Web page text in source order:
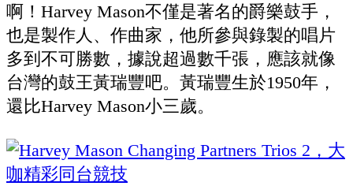
啊！Harvey Mason不僅是著名的爵樂鼓手，
也是製作人、作曲家，他所參與錄製的唱片
多到不可勝數，據說超過數千張，應該就像
台灣的鼓王黃瑞豐吧。黃瑞豐生於1950年，
還比Harvey Mason小三歲。